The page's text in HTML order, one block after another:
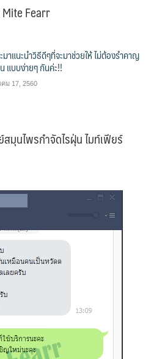
Mite Fearr
มาแนะนำวิธีดีๆที่จะมาช่วยให้ ไม่ต้องรำคาญ
แบบง่ายๆ กันค่ะ!!
ม 17, 2560
สมุนไพรกำจัดไรฝุ่น ไมท์เฟียร์